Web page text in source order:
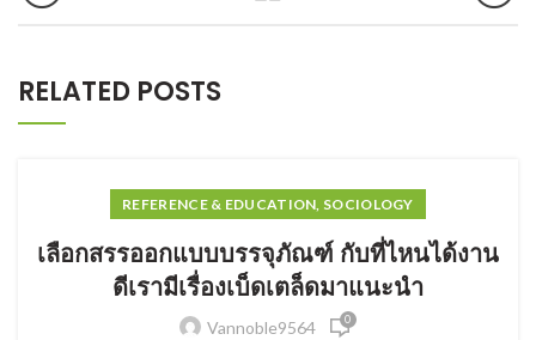
RELATED POSTS
REFERENCE & EDUCATION, SOCIOLOGY
เลือกสรรออกแบบบรรจุภัณฑ์ กับที่ไหนได้งาน
ดีเรามีเรื่องเบ็ดเตล็ดมาแนะนำ
Vannoble9564 0